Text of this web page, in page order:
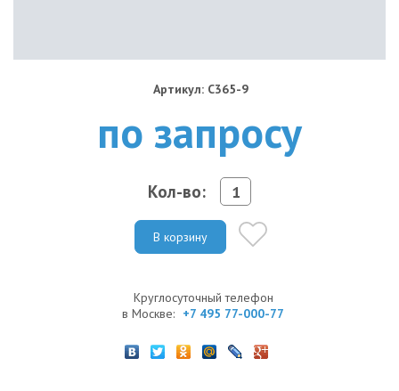
Артикул: C365-9
по запросу
Кол-во:
В корзину
Круглосуточный телефон
в Москве: +7 495 77-000-77